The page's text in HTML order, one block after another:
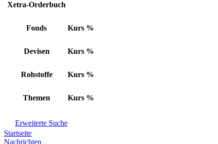
Xetra-Orderbuch
Fonds Kurs %
Devisen Kurs %
Rohstoffe Kurs %
Themen Kurs %
Erweiterte Suche
Startseite
Nachrichten